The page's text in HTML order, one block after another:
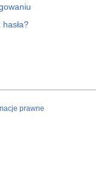
prawne